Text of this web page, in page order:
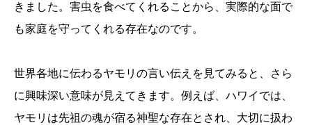
きました。害虫を食べてくれることから、実際的な面で
も家庭を守ってくれる存在なのです。
世界各地に伝わるヤモリの言い伝えを見てみると、さら
に興味深い意味が見えてきます。例えば、ハワイでは、
ヤモリは先祖の魂が宿る神聖な存在とされ、大切に扱わ